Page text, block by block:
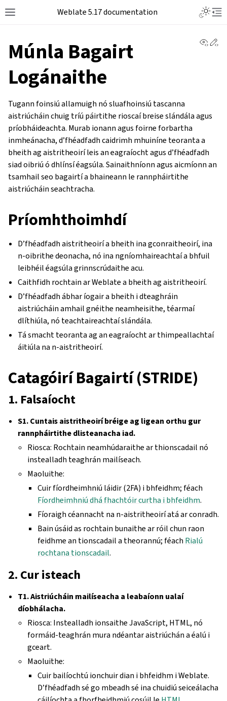
Weblate 5.17 documentation
Múnla Bagairt
Logánaithe
Tugann foinsiú allamuigh nó sluafhoinsiú tascanna
aistriúcháin chuig tríú páirtithe rioscaí breise slándála agus
príobháideachta. Murab ionann agus foirne forbartha
inmheánacha, d’fhéadfadh caidrimh mhuiníne teoranta a
bheith ag aistritheoirí leis an eagraíocht agus d’fhéadfadh
siad oibriú ó dhlínsí éagsúla. Sainaithníonn agus aicmíonn an
tsamhail seo bagairtí a bhaineann le rannpháirtithe
aistriúcháin seachtracha.
Príomhthoimhdí
D’fhéadfadh aistritheoirí a bheith ina gconraitheoirí, ina
n-oibrithe deonacha, nó ina ngníomhaireachtaí a bhfuil
leibhéil éagsúla grinnscrúdaithe acu.
Caithfidh rochtain ar Weblate a bheith ag aistritheoirí.
D’fhéadfadh ábhar íogair a bheith i dteaghráin
aistriúcháin amhail gnéithe neamheisithe, téarmaí
dlíthiúla, nó teachtaireachtaí slándála.
Tá smacht teoranta ag an eagraíocht ar thimpeallachtaí
áitiúla na n-aistritheoirí.
Catagóirí Bagairtí (STRIDE)
1. Falsaíocht
S1. Cuntais aistritheoirí bréige ag ligean orthu gur
rannpháirtithe dlisteanacha iad.
Riosca: Rochtain neamhúdaraithe ar thionscadail nó
instealladh teaghrán mailíseach.
Maoluithe:
Cuir fíordheimhniú láidir (2FA) i bhfeidhm; féach
Fíordheimhniú dhá fhachtóir curtha i bhfeidhm.
Fíoraigh céannacht na n-aistritheoirí atá ar conradh.
Bain úsáid as rochtain bunaithe ar róil chun raon
feidhme an tionscadail a theorannú; féach Rialú
rochtana tionscadail.
2. Cur isteach
T1. Aistriúcháin mailíseacha a leabaíonn ualaí
díobhálacha.
Riosca: Instealladh ionsaithe JavaScript, HTML, nó
formáid-teaghrán mura ndéantar aistriúchán a éalú i
gceart.
Maoluithe:
Cuir bailíochtú ionchuir dian i bhfeidhm i Weblate.
D’fhéadfadh sé go mbeadh sé ina chuidiú seiceálacha